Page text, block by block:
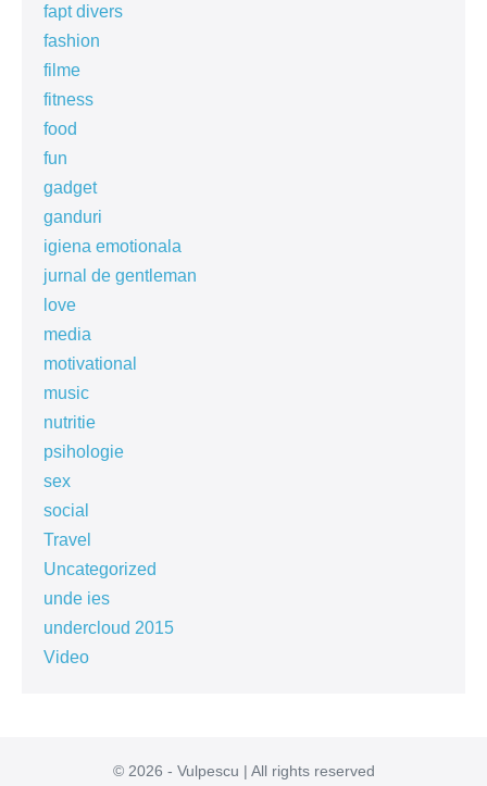
fapt divers
fashion
filme
fitness
food
fun
gadget
ganduri
igiena emotionala
jurnal de gentleman
love
media
motivational
music
nutritie
psihologie
sex
social
Travel
Uncategorized
unde ies
undercloud 2015
Video
© 2026 - Vulpescu | All rights reserved